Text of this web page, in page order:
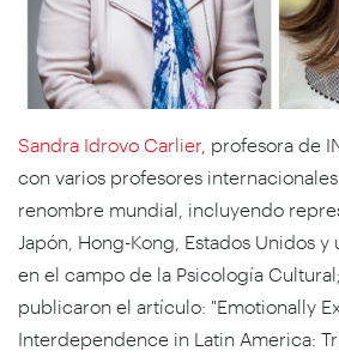
Sandra Idrovo Carlier , profesora de
con varios profesores
renombre mundial, incluyendo
Japón, Hong-Kong, Estados Unidos
en el campo de la Psicología
publicaron el artículo: "Emotionally
Interdependence in Latin America: